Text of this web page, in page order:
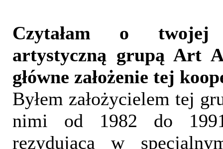
Czytałam o twojej
artystyczną grupą Art
główne założenie tej
Byłem założycielem tej
nimi od 1982 do
rezydująca w